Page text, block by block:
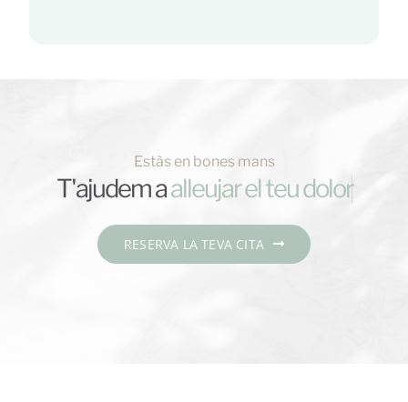
Estàs en bones mans
T'ajudem a
RESERVA LA TEVA CITA